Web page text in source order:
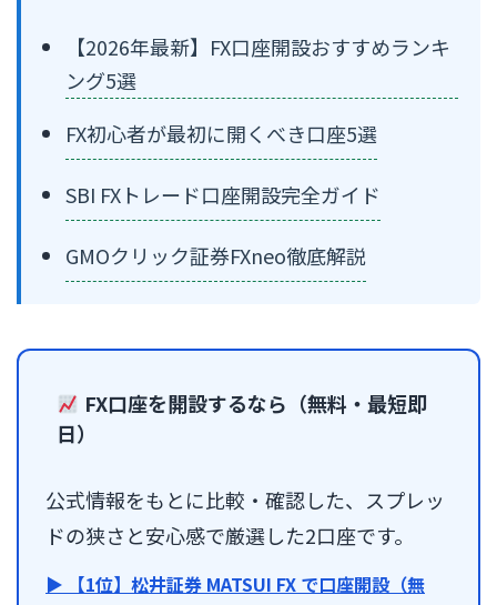
【2026年最新】FX口座開設おすすめランキ
ング5選
FX初心者が最初に開くべき口座5選
SBI FXトレード口座開設完全ガイド
GMOクリック証券FXneo徹底解説
FX口座を開設するなら（無料・最短即
日）
公式情報をもとに比較・確認した、スプレッ
ドの狭さと安心感で厳選した2口座です。
▶ 【1位】松井証券 MATSUI FX で口座開設（無